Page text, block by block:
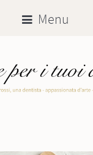
Menu